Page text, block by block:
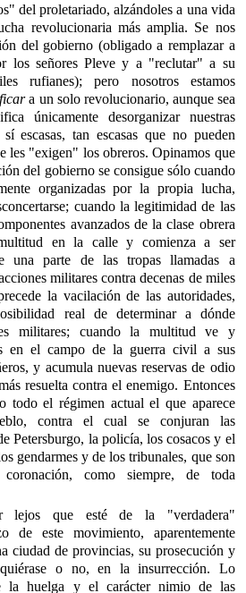
del proletariado, alzándoles a una vida
revolucionaria más amplia. Se nos
del gobierno (obligado a remplazar a
los señores Pleve y a "reclutar" a su
rufianes); pero nosotros estamos
a un solo revolucionario, aunque sea
únicamente desorganizar nuestras
escasas, tan escasas que no pueden
les "exigen" los obreros. Opinamos que
del gobierno se consigue sólo cuando
organizadas por la propia lucha,
cuando la legitimidad de las
avanzados de la clase obrera
en la calle y comienza a ser
una parte de las tropas llamadas a
militares contra decenas de miles
la vacilación de las autoridades,
real de determinar a dónde
militares; cuando la multitud ve y
en el campo de la guerra civil a sus
y acumula nuevas reservas de odio
resuelta contra el enemigo. Entonces
todo el régimen actual el que aparece
contra el cual se conjuran las
Petersburgo, la policía, los cosacos y el
gendarmes y de los tribunales, que son
como siempre, de toda
lejos que esté de la "verdadera"
de este movimiento, aparentemente
ciudad de provincias, su prosecución y
o no, en la insurrección. Lo
la huelga y el carácter nimio de las